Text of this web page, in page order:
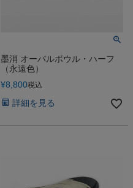
墨消 オーバルボウル・ハーフ
（永遠色）
¥8,800税込
詳細を見る